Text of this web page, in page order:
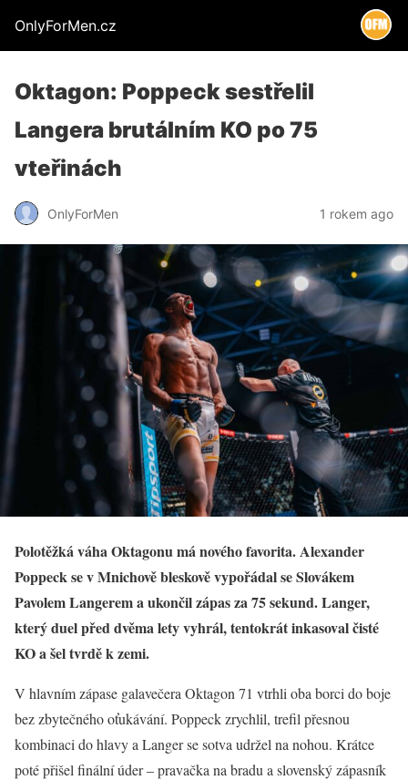
OnlyForMen.cz
Oktagon: Poppeck sestřelil
Langera brutálním KO po 75
vteřinách
OnlyForMen 1 rokem ago
Polotěžká váha Oktagonu má nového favorita. Alexander
Poppeck se v Mnichově bleskově vypořádal se Slovákem
Pavolem Langerem a ukončil zápas za 75 sekund. Langer,
který duel před dvěma lety vyhrál, tentokrát inkasoval čisté
KO a šel tvrdě k zemi.
V hlavním zápase galavečera Oktagon 71 vtrhli oba borci do boje
bez zbytečného oťukávání. Poppeck zrychlil, trefil přesnou
kombinaci do hlavy a Langer se sotva udržel na nohou. Krátce
poté přišel finální úder – pravačka na bradu a slovenský zápasník